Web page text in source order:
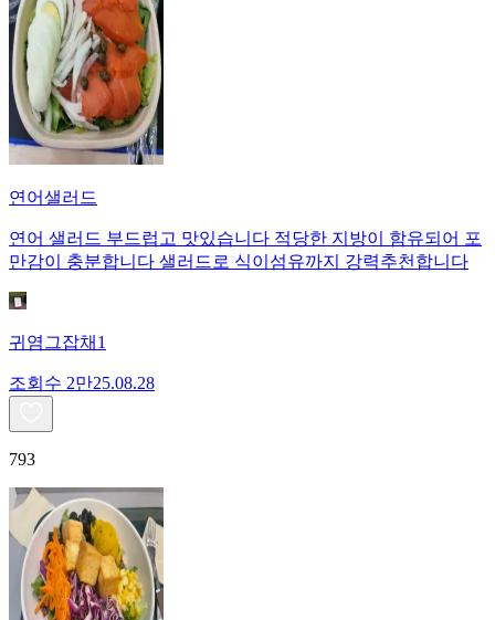
연어샐러드
연어 샐러드 부드럽고 맛있습니다 적당한 지방이 함유되어 포
만감이 충분합니다 샐러드로 식이섬유까지 강력추천합니다
귀염그잡채1
조회수 2만25.08.28
793